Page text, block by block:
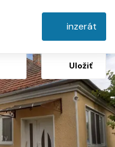
inzerát
Uložiť